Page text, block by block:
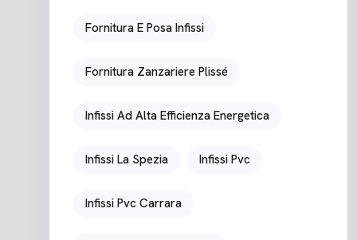
Fornitura E Posa Infissi
Fornitura Zanzariere Plissé
Infissi Ad Alta Efficienza Energetica
Infissi La Spezia Infissi Pvc
Infissi Pvc Carrara